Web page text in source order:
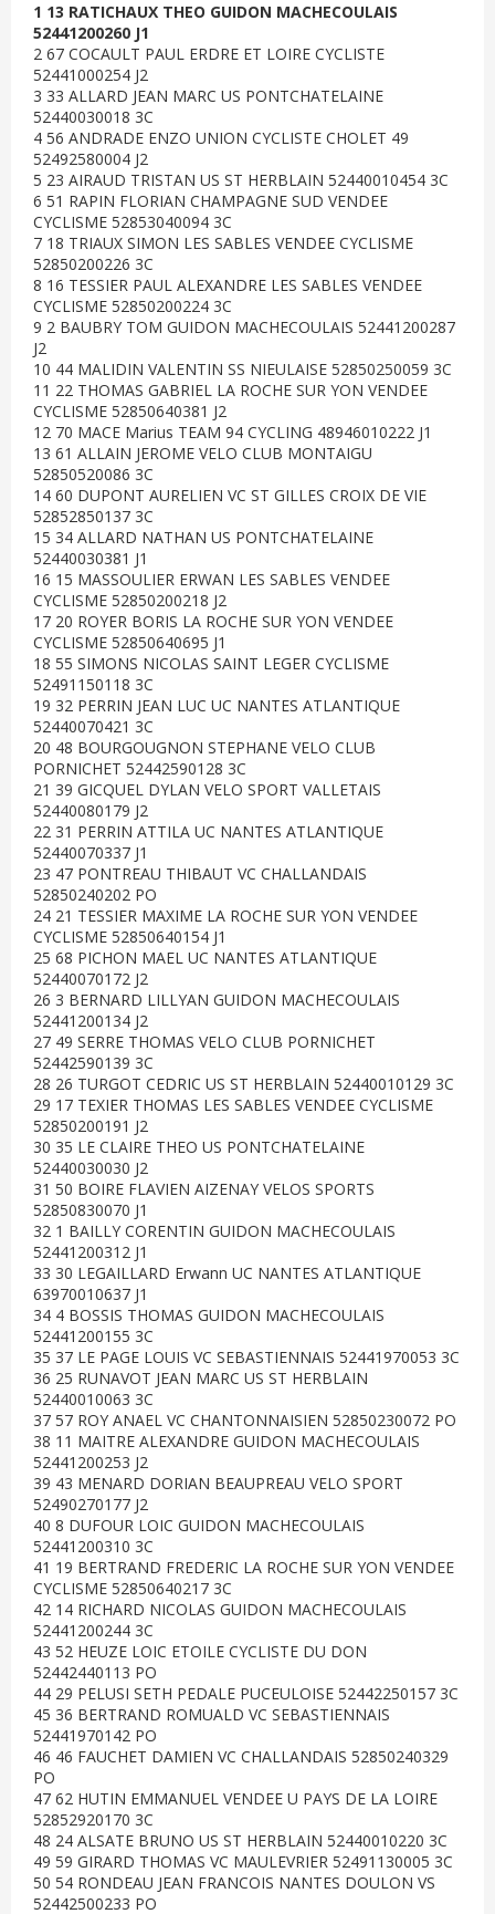
1 13 RATICHAUX THEO GUIDON MACHECOULAIS
52441200260 J1
2 67 COCAULT PAUL ERDRE ET LOIRE CYCLISTE
52441000254 J2
3 33 ALLARD JEAN MARC US PONTCHATELAINE
52440030018 3C
4 56 ANDRADE ENZO UNION CYCLISTE CHOLET 49
52492580004 J2
5 23 AIRAUD TRISTAN US ST HERBLAIN 52440010454 3C
6 51 RAPIN FLORIAN CHAMPAGNE SUD VENDEE
CYCLISME 52853040094 3C
7 18 TRIAUX SIMON LES SABLES VENDEE CYCLISME
52850200226 3C
8 16 TESSIER PAUL ALEXANDRE LES SABLES VENDEE
CYCLISME 52850200224 3C
9 2 BAUBRY TOM GUIDON MACHECOULAIS 52441200287
J2
10 44 MALIDIN VALENTIN SS NIEULAISE 52850250059 3C
11 22 THOMAS GABRIEL LA ROCHE SUR YON VENDEE
CYCLISME 52850640381 J2
12 70 MACE Marius TEAM 94 CYCLING 48946010222 J1
13 61 ALLAIN JEROME VELO CLUB MONTAIGU
52850520086 3C
14 60 DUPONT AURELIEN VC ST GILLES CROIX DE VIE
52852850137 3C
15 34 ALLARD NATHAN US PONTCHATELAINE
52440030381 J1
16 15 MASSOULIER ERWAN LES SABLES VENDEE
CYCLISME 52850200218 J2
17 20 ROYER BORIS LA ROCHE SUR YON VENDEE
CYCLISME 52850640695 J1
18 55 SIMONS NICOLAS SAINT LEGER CYCLISME
52491150118 3C
19 32 PERRIN JEAN LUC UC NANTES ATLANTIQUE
52440070421 3C
20 48 BOURGOUGNON STEPHANE VELO CLUB
PORNICHET 52442590128 3C
21 39 GICQUEL DYLAN VELO SPORT VALLETAIS
52440080179 J2
22 31 PERRIN ATTILA UC NANTES ATLANTIQUE
52440070337 J1
23 47 PONTREAU THIBAUT VC CHALLANDAIS
52850240202 PO
24 21 TESSIER MAXIME LA ROCHE SUR YON VENDEE
CYCLISME 52850640154 J1
25 68 PICHON MAEL UC NANTES ATLANTIQUE
52440070172 J2
26 3 BERNARD LILLYAN GUIDON MACHECOULAIS
52441200134 J2
27 49 SERRE THOMAS VELO CLUB PORNICHET
52442590139 3C
28 26 TURGOT CEDRIC US ST HERBLAIN 52440010129 3C
29 17 TEXIER THOMAS LES SABLES VENDEE CYCLISME
52850200191 J2
30 35 LE CLAIRE THEO US PONTCHATELAINE
52440030030 J2
31 50 BOIRE FLAVIEN AIZENAY VELOS SPORTS
52850830070 J1
32 1 BAILLY CORENTIN GUIDON MACHECOULAIS
52441200312 J1
33 30 LEGAILLARD Erwann UC NANTES ATLANTIQUE
63970010637 J1
34 4 BOSSIS THOMAS GUIDON MACHECOULAIS
52441200155 3C
35 37 LE PAGE LOUIS VC SEBASTIENNAIS 52441970053 3C
36 25 RUNAVOT JEAN MARC US ST HERBLAIN
52440010063 3C
37 57 ROY ANAEL VC CHANTONNAISIEN 52850230072 PO
38 11 MAITRE ALEXANDRE GUIDON MACHECOULAIS
52441200253 J2
39 43 MENARD DORIAN BEAUPREAU VELO SPORT
52490270177 J2
40 8 DUFOUR LOIC GUIDON MACHECOULAIS
52441200310 3C
41 19 BERTRAND FREDERIC LA ROCHE SUR YON VENDEE
CYCLISME 52850640217 3C
42 14 RICHARD NICOLAS GUIDON MACHECOULAIS
52441200244 3C
43 52 HEUZE LOIC ETOILE CYCLISTE DU DON
52442440113 PO
44 29 PELUSI SETH PEDALE PUCEULOISE 52442250157 3C
45 36 BERTRAND ROMUALD VC SEBASTIENNAIS
52441970142 PO
46 46 FAUCHET DAMIEN VC CHALLANDAIS 52850240329
PO
47 62 HUTIN EMMANUEL VENDEE U PAYS DE LA LOIRE
52852920170 3C
48 24 ALSATE BRUNO US ST HERBLAIN 52440010220 3C
49 59 GIRARD THOMAS VC MAULEVRIER 52491130005 3C
50 54 RONDEAU JEAN FRANCOIS NANTES DOULON VS
52442500233 PO